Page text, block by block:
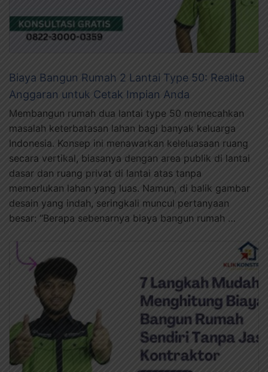
Biaya Bangun Rumah 2 Lantai Type 50: Realita
Anggaran untuk Cetak Impian Anda
Membangun rumah dua lantai type 50 memecahkan
masalah keterbatasan lahan bagi banyak keluarga
Indonesia. Konsep ini menawarkan keleluasaan ruang
secara vertikal, biasanya dengan area publik di lantai
dasar dan ruang privat di lantai atas tanpa
memerlukan lahan yang luas. Namun, di balik gambar
desain yang indah, seringkali muncul pertanyaan
besar: “Berapa sebenarnya biaya bangun rumah …